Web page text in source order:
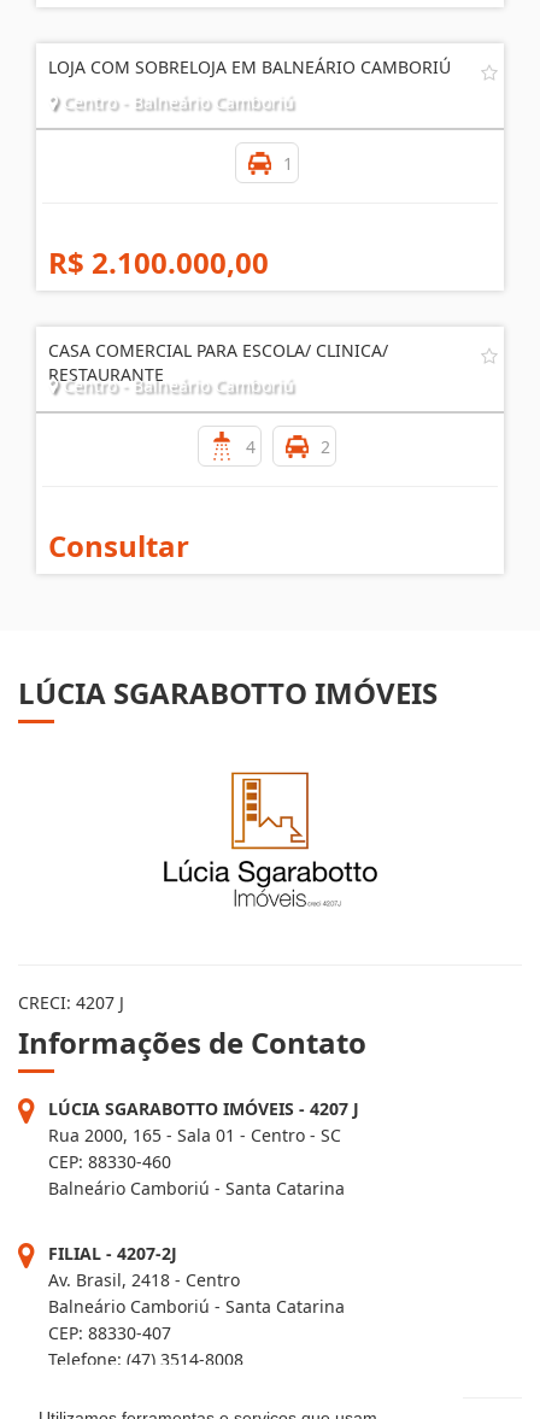
LOJA COM SOBRELOJA EM BALNEÁRIO CAMBORIÚ
Centro - Balneário Camboriú
1
R$ 2.100.000,00
CASA COMERCIAL PARA ESCOLA/ CLINICA/
RESTAURANTE
Centro - Balneário Camboriú
4 2
Consultar
LÚCIA SGARABOTTO IMÓVEIS
CRECI: 4207 J
Informações de Contato
Rua 2000, 165 - Sala 01 - Centro - SC
CEP: 88330-460
Balneário Camboriú - Santa Catarina